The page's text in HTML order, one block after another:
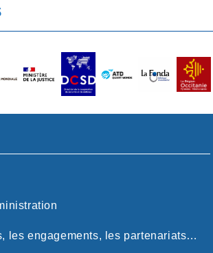
les engagements, les partenariats…